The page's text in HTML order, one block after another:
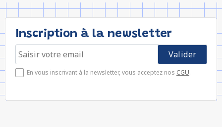
Inscription à la newsletter
En vous inscrivant à la newsletter, vous acceptez nos CGU.